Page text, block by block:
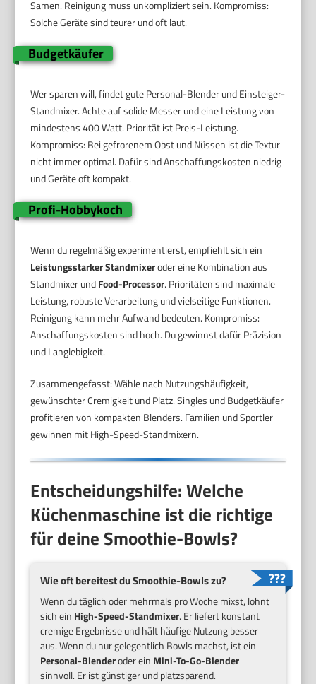
Samen. Reinigung muss unkompliziert sein. Kompromiss:
Solche Geräte sind teurer und oft laut.
Budgetkäufer
Wer sparen will, findet gute Personal-Blender und Einsteiger-
Standmixer. Achte auf solide Messer und eine Leistung von
mindestens 400 Watt. Priorität ist Preis-Leistung.
Kompromiss: Bei gefrorenem Obst und Nüssen ist die Textur
nicht immer optimal. Dafür sind Anschaffungskosten niedrig
und Geräte oft kompakt.
Profi-Hobbykoch
Wenn du regelmäßig experimentierst, empfiehlt sich ein
Leistungsstarker Standmixeroder eine Kombination aus
Standmixer undFood-Processor. Prioritäten sind maximale
Leistung, robuste Verarbeitung und vielseitige Funktionen.
Reinigung kann mehr Aufwand bedeuten. Kompromiss:
Anschaffungskosten sind hoch. Du gewinnst dafür Präzision
und Langlebigkeit.
Zusammengefasst: Wähle nach Nutzungshäufigkeit,
gewünschter Cremigkeit und Platz. Singles und Budgetkäufer
profitieren von kompakten Blenders. Familien und Sportler
gewinnen mit High-Speed-Standmixern.
Entscheidungshilfe: Welche
Küchenmaschine ist die richtige
für deine Smoothie-Bowls?
Wie oft bereitest du Smoothie-Bowls zu?
Wenn du täglich oder mehrmals pro Woche mixst, lohnt
sich ein High-Speed-Standmixer. Er liefert konstant
cremige Ergebnisse und hält häufige Nutzung besser
aus. Wenn du nur gelegentlich Bowls machst, ist ein
Personal-Blenderoder ein Mini-To-Go-Blender
sinnvoll. Er ist günstiger und platzsparend.